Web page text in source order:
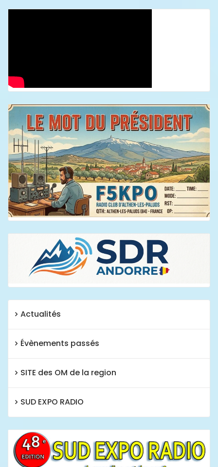
Actualités
Évènements passés
SITE des OM de la region
SUD EXPO RADIO